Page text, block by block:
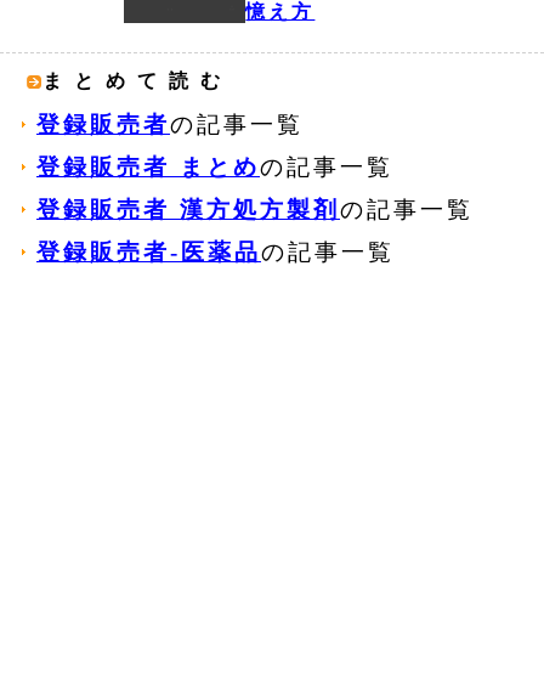
憶え方
まとめて読む
登録販売者の記事一覧
登録販売者 まとめの記事一覧
登録販売者 漢方処方製剤 の記事一覧
登録販売者-医薬品の記事一覧